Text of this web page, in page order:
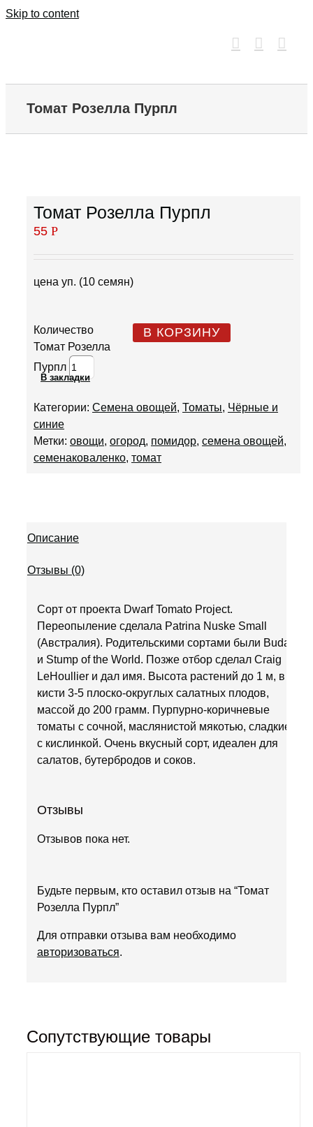
Skip to content
Томат Розелла Пурпл
Томат Розелла Пурпл
55 Р
цена уп. (10 семян)
Количество
Томат Розелла
Пурпл
В КОРЗИНУ
В закладки
Категории: Семена овощей, Томаты, Чёрные и
синие
Метки: овощи, огород, помидор, семена овощей,
семенаковаленко, томат
Описание
Отзывы (0)
Сорт от проекта Dwarf Tomato Project.
Переопыление сделала Patrina Nuske Small
(Австралия). Родительскими сортами были Budai
и Stump of the World. Позже отбор сделал Craig
LeHoullier и дал имя. Высота растений до 1 м, в
кисти 3-5 плоско-округлых салатных плодов,
массой до 200 грамм. Пурпурно-коричневые
томаты с сочной, маслянистой мякотью, сладкие
с кислинкой. Очень вкусный сорт, идеален для
салатов, бутербродов и соков.
Отзывы
Отзывов пока нет.
Будьте первым, кто оставил отзыв на “Томат
Розелла Пурпл”
Для отправки отзыва вам необходимо
авторизоваться.
Сопутствующие товары